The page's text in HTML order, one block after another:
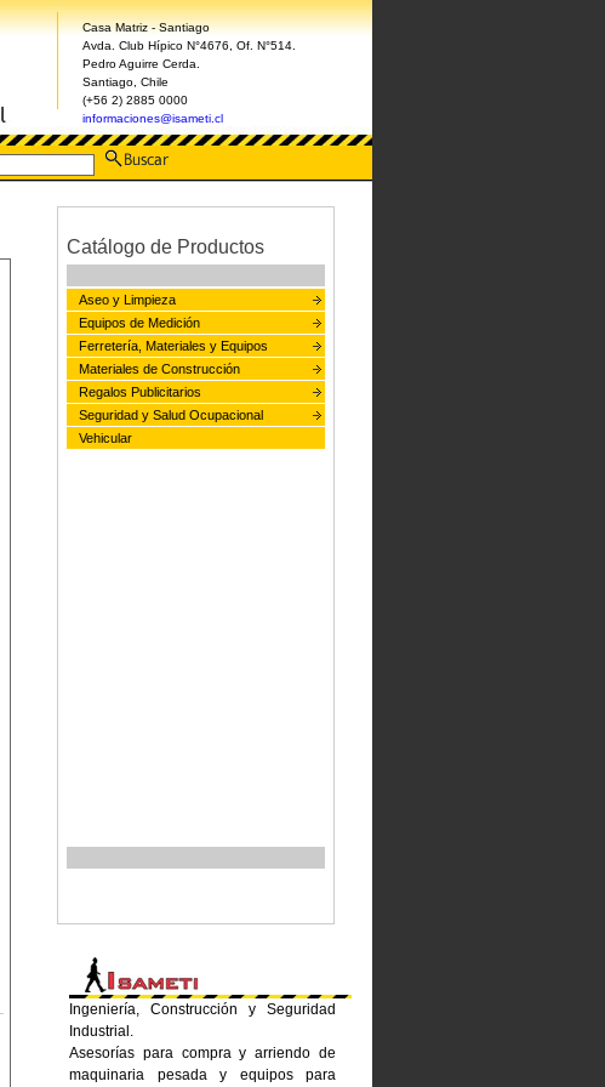
Casa Matriz - Santiago
Avda. Club Hípico N°4676, Of. N°514.
Pedro Aguirre Cerda.
Santiago, Chile
(+56 2) 2885 0000
informaciones@isameti.cl
Catálogo de Productos
Aseo y Limpieza
Equipos de Medición
Ferretería, Materiales y Equipos
Materiales de Construcción
Regalos Publicitarios
Seguridad y Salud Ocupacional
Vehicular
Ingeniería, Construcción y Seguridad
Industrial.
Asesorías para compra y arriendo de
maquinaria pesada y equipos para